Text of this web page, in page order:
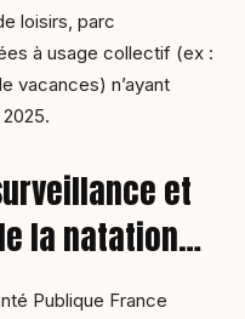
loisirs, parc
à usage collectif (ex :
vacances) n’ayant
et
la natation…
Publique France